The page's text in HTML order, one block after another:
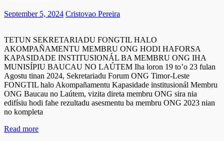
September 5, 2024 Cristovao Pereira
TETUN SEKRETARIADU FONGTIL HALO
AKOMPAÑAMENTU MEMBRU ONG HODI HAFORSA
KAPASIDADE INSTITUSIONÁL BA MEMBRU ONG IHA
MUNISÍPIU BAUCAU NO LAÚTEM Iha loron 19 to’o 23 fulan
Agostu tinan 2024, Sekretariadu Forum ONG Timor-Leste
FONGTIL halo Akompañamentu Kapasidade institusionál Membru
ONG Baucau no Laútem, vizita direta membru ONG sira nia
edifísiu hodi fahe rezultadu asesmentu ba membru ONG 2023 nian
no kompleta
Read more